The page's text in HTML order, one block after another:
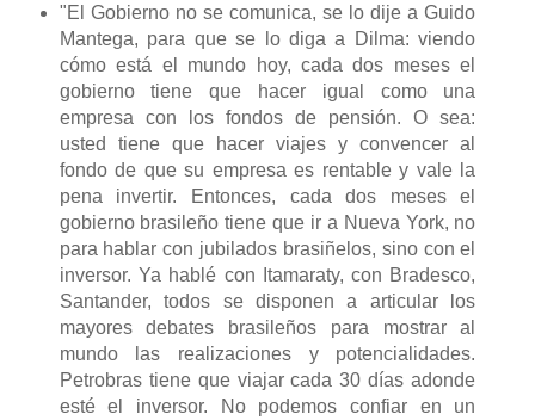
"El Gobierno no se comunica, se lo dije a Guido
Mantega, para que se lo diga a Dilma: viendo
cómo está el mundo hoy, cada dos meses el
gobierno tiene que hacer igual como una
empresa con los fondos de pensión. O sea:
usted tiene que hacer viajes y convencer al
fondo de que su empresa es rentable y vale la
pena invertir. Entonces, cada dos meses el
gobierno brasileño tiene que ir a Nueva York, no
para hablar con jubilados brasiñelos, sino con el
inversor. Ya hablé con Itamaraty, con Bradesco,
Santander, todos se disponen a articular los
mayores debates brasileños para mostrar al
mundo las realizaciones y potencialidades.
Petrobras tiene que viajar cada 30 días adonde
esté el inversor. No podemos confiar en un